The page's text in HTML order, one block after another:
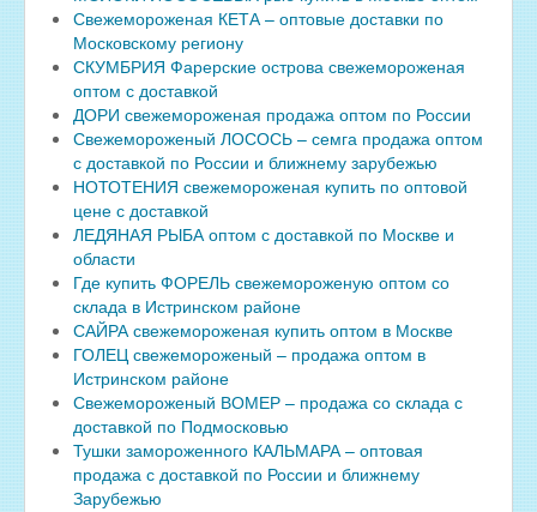
Свежемороженая КЕТА – оптовые доставки по
Московскому региону
СКУМБРИЯ Фарерские острова свежемороженая
оптом с доставкой
ДОРИ свежемороженая продажа оптом по России
Свежемороженый ЛОСОСЬ – семга продажа оптом
с доставкой по России и ближнему зарубежью
НОТОТЕНИЯ свежемороженая купить по оптовой
цене с доставкой
ЛЕДЯНАЯ РЫБА оптом с доставкой по Москве и
области
Где купить ФОРЕЛЬ свежемороженую оптом со
склада в Истринском районе
САЙРА свежемороженая купить оптом в Москве
ГОЛЕЦ свежемороженый – продажа оптом в
Истринском районе
Свежемороженый ВОМЕР – продажа со склада с
доставкой по Подмосковью
Тушки замороженного КАЛЬМАРА – оптовая
продажа с доставкой по России и ближнему
Зарубежью